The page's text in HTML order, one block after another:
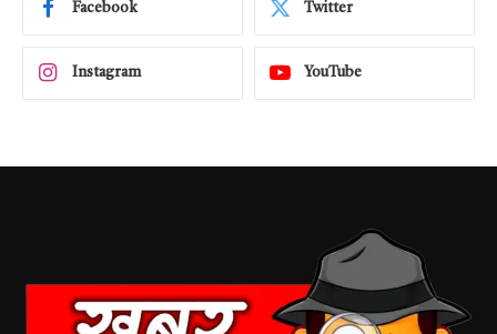
Facebook Twitter
Instagram YouTube